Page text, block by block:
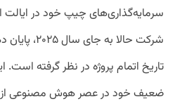
سرمایه‌گذاری‌های چیپ خود در ایالت
شرکت حالا به
تاریخ اتمام پروژه در نظر گرفته است.